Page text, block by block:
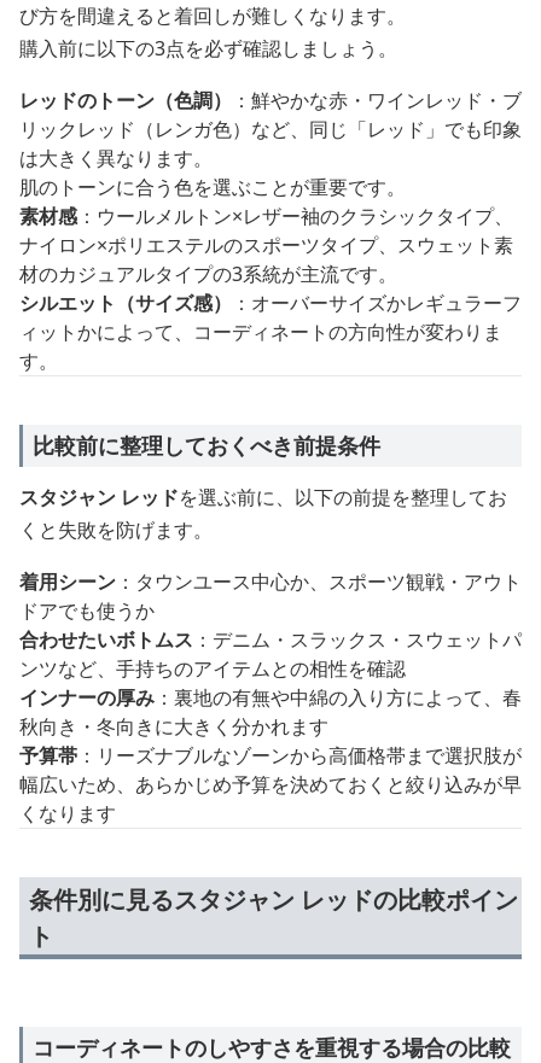
び方を間違えると着回しが難しくなります。
購入前に以下の3点を必ず確認しましょう。
レッドのトーン（色調）
：鮮やかな赤・ワインレッド・ブ
リックレッド（レンガ色）など、同じ「レッド」でも印象
は大きく異なります。
肌のトーンに合う色を選ぶことが重要です。
素材感：ウールメルトン×レザー袖のクラシックタイプ、
ナイロン×ポリエステルのスポーツタイプ、スウェット素
材のカジュアルタイプの3系統が主流です。
シルエット（サイズ感）
：オーバーサイズかレギュラーフ
ィットかによって、コーディネートの方向性が変わりま
す。
比較前に整理しておくべき前提条件
スタジャン レッドを選ぶ前に、以下の前提を整理してお
くと失敗を防げます。
着用シーン ：タウンユース中心か、スポーツ観戦・アウト
ドアでも使うか
合わせたいボトムス ：デニム・スラックス・スウェットパ
ンツなど、手持ちのアイテムとの相性を確認
インナーの厚み ：裏地の有無や中綿の入り方によって、春
秋向き・冬向きに大きく分かれます
予算帯 ：リーズナブルなゾーンから高価格帯まで選択肢が
幅広いため、あらかじめ予算を決めておくと絞り込みが早
くなります
条件別に見るスタジャン レッドの比較ポイン
ト
コーディネートのしやすさを重視する場合の比較